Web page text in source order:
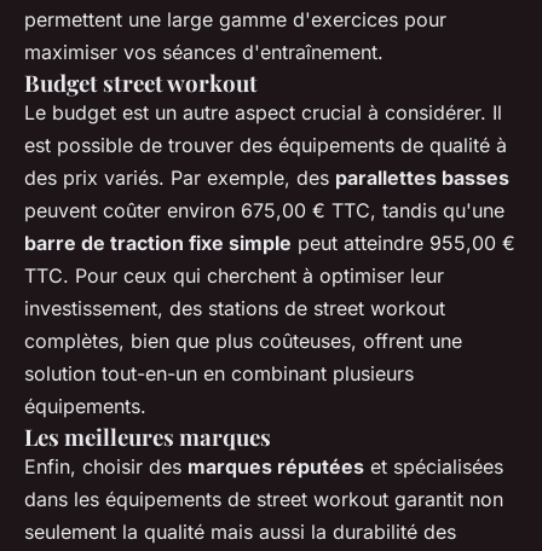
permettent une large gamme d'exercices pour
maximiser vos séances d'entraînement.
Budget street workout
Le budget est un autre aspect crucial à considérer. Il
est possible de trouver des équipements de qualité à
des prix variés. Par exemple, des parallettes basses
peuvent coûter environ 675,00 € TTC, tandis qu'une
barre de traction fixe simple peut atteindre 955,00 €
TTC. Pour ceux qui cherchent à optimiser leur
investissement, des stations de street workout
complètes, bien que plus coûteuses, offrent une
solution tout-en-un en combinant plusieurs
équipements.
Les meilleures marques
Enfin, choisir des marques réputées et spécialisées
dans les équipements de street workout garantit non
seulement la qualité mais aussi la durabilité des